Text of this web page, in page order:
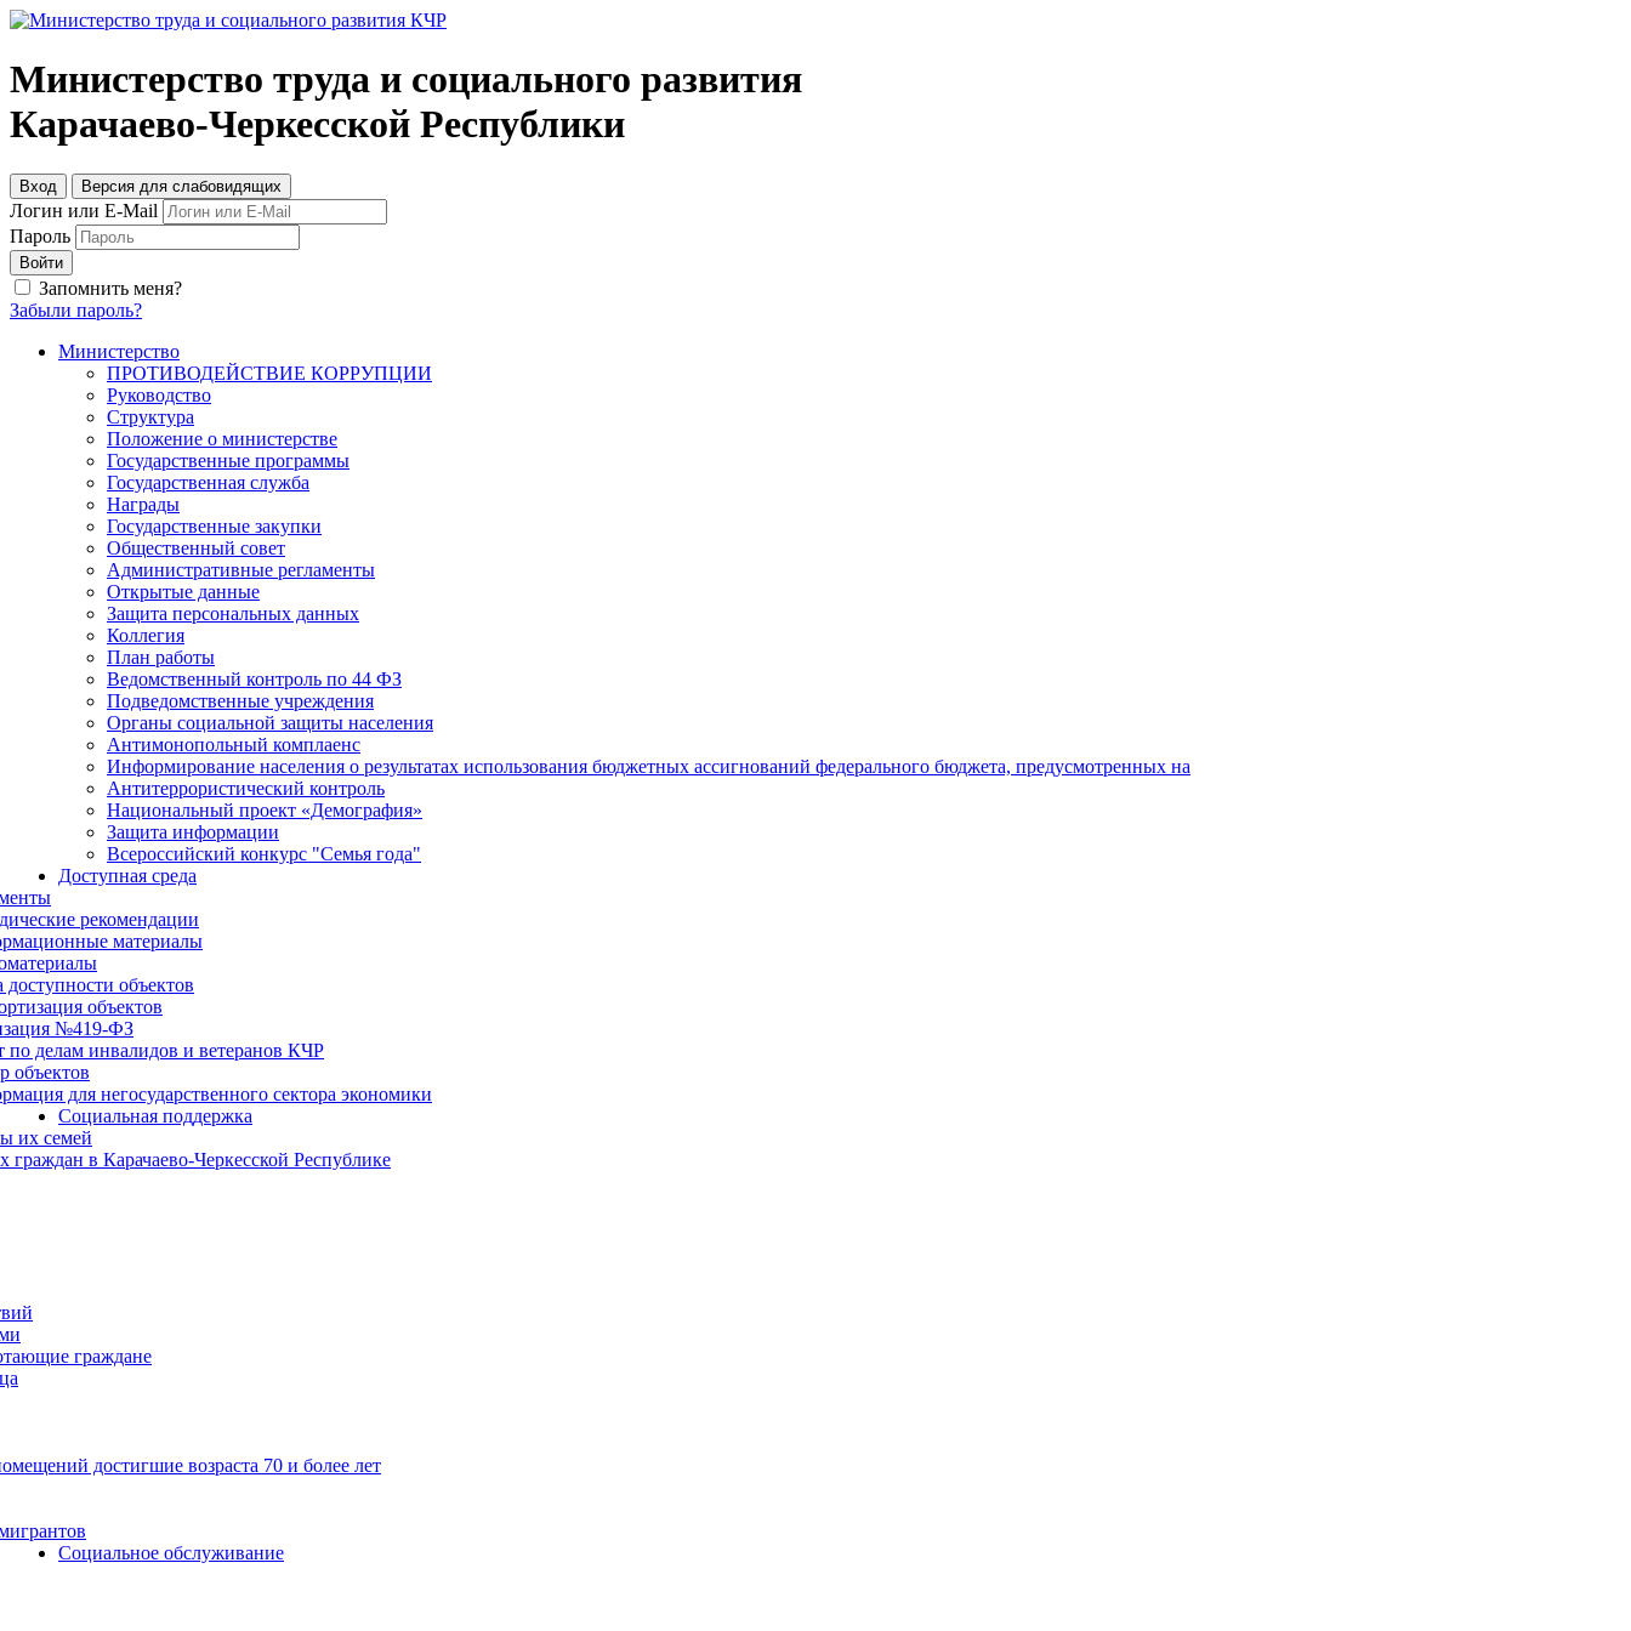
Министерство труда и социального развития
Карачаево-Черкесской Республики
Вход Версия для слабовидящих
Логин или E-Mail
Пароль
Войти
Запомнить меня?
Забыли пароль?
Министерство
ПРОТИВОДЕЙСТВИЕ КОРРУПЦИИ
Руководство
Структура
Положение о министерстве
Государственные программы
Государственная служба
Награды
Государственные закупки
Общественный совет
Административные регламенты
Открытые данные
Защита персональных данных
Коллегия
План работы
Ведомственный контроль по 44 ФЗ
Подведомственные учреждения
Органы социальной защиты населения
Антимонопольный комплаенс
Информирование населения о результатах использования бюджетных ассигнований федерального бюджета, предусмотренных на
Антитеррористический контроль
Национальный проект «Демография»
Защита информации
Всероссийский конкурс "Семья года"
Доступная среда
рекомендации
материалы
доступности объектов
объектов
№419-ФЗ
по делам инвалидов и ветеранов КЧР
объектов
для негосударственного сектора экономики
Социальная поддержка
их семей
в Карачаево-Черкесской Республике
граждане
достигшие возраста 70 и более лет
Социальное обслуживание